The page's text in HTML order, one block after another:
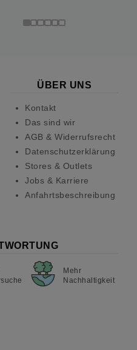
ÜBER UNS
Kontakt
Das sind wir
AGB & Widerrufsrecht
Datenschutzerklärung
Stores & Outlets
Jobs & Karriere
Anfahrtsbeschreibung
Mehr
Nachhaltigkeit